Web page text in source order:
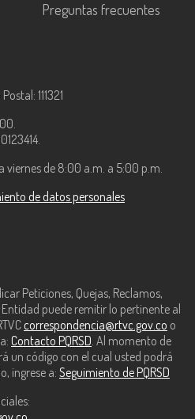
Preguntas frecuentes
111321
viernes de 8:00 a.m. a 5:00 p.m.
de datos personales
Peticiones, Quejas, Reclamos,
puede remitir lo pertinente al
correspondencia@rtvc.gov.co o
Contacto PQRSD. Al momento de
un código con el cual usted podrá
ingrese a: Seguimiento de PQRSD